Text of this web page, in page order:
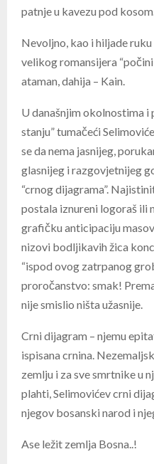
patnje u kavezu pod
Nevoljno, kao i hiljade ruku
velikog romansijera
ataman, dahija – Kain.
U današnjim okolnostima i
stanju” tumačeći
se da nema jasnijeg,
glasnijeg i razgovjetnijeg
“crnog dijagrama”.
postala iznureni logoraš ili
grafičku anticipaciju
nizovi bodljikavih žica
“ispod ovog zatrpanog
proročanstvo: smak!
nije smislio ništa užasnije.
Crni dijagram – njemu
ispisana crnina.
zemlju i za sve smrtnike u
plahti, Selimovićev crni
njegov bosanski narod i
Ase ležit zemlja Bosna..!